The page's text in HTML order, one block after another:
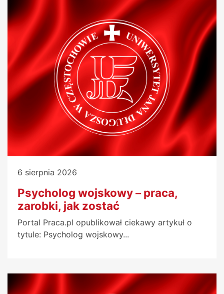
6 sierpnia 2026
Psycholog wojskowy – praca,
zarobki, jak zostać
Portal Praca.pl opublikował ciekawy artykuł o
tytule: Psycholog wojskowy...